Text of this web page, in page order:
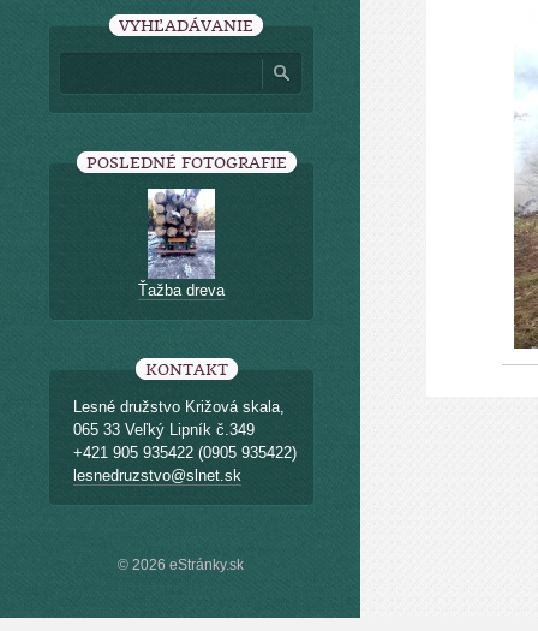
VYHĽADÁVANIE
POSLEDNÉ FOTOGRAFIE
Ťažba dreva
KONTAKT
Lesné družstvo Križová skala,
065 33 Veľký Lipník č.349
+421 905 935422 (0905 935422)
lesnedruzstvo@slnet.sk
© 2026 eStránky.sk